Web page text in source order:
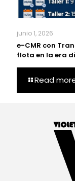
junio 1, 2026
e-CMR con
flota en la era
Read